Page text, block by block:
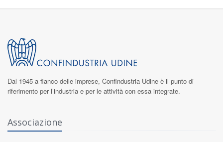
Dal 1945 a fianco delle imprese, Confindustria Udine è il punto di
riferimento per l’industria e per le attività con essa integrate.
Associazione